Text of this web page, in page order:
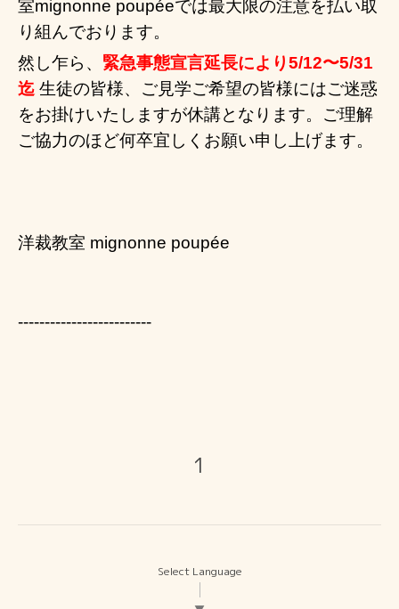
室mignonne poupéeでは最大限の注意を払い取
り組んでおります。
然し乍ら、 緊急事態宣言延長により5/12〜5/31
迄 生徒の皆様、 ご見学ご希望の皆様にはご迷惑
をお掛けいたしますが休講となります。 ご理解
ご協力のほど何卒宜しくお願い申し上げます。
洋裁教室 mignonne poupée
-------------------------
1
Select Language